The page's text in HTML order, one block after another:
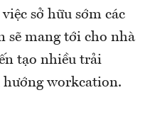
sở hữu sớm các
sẽ mang tới cho nhà
tạo nhiều trải
workcation.